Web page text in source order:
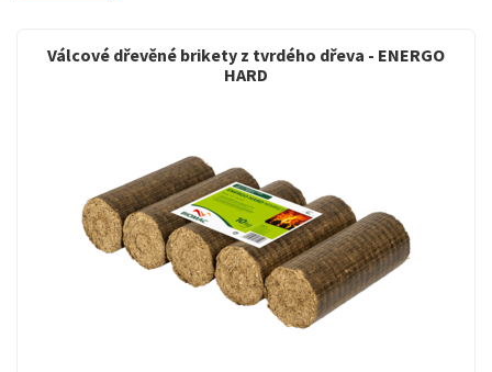
Válcové dřevěné brikety z tvrdého dřeva - ENERGO
HARD